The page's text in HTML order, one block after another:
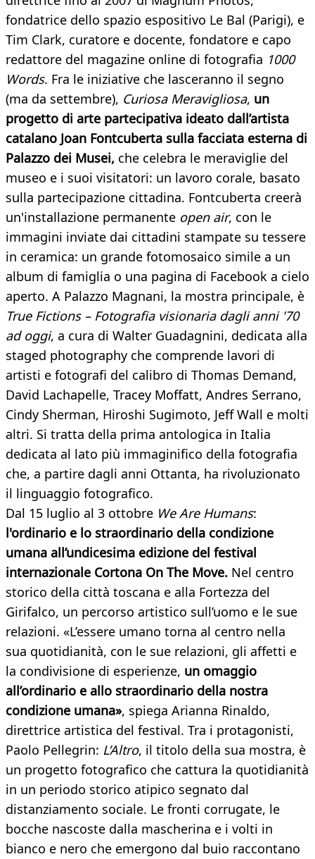
fondatrice dello spazio espositivo Le Bal (Parigi), e
Tim Clark, curatore e docente, fondatore e capo
redattore del magazine online di fotografia 1000
Words. Fra le iniziative che lasceranno il segno
(ma da settembre), Curiosa Meravigliosa, un
progetto di arte partecipativa ideato dall’artista
catalano Joan Fontcuberta sulla facciata esterna di
Palazzo dei Musei, che celebra le meraviglie del
museo e i suoi visitatori: un lavoro corale, basato
sulla partecipazione cittadina. Fontcuberta creerà
un'installazione permanente open air, con le
immagini inviate dai cittadini stampate su tessere
in ceramica: un grande fotomosaico simile a un
album di famiglia o una pagina di Facebook a cielo
aperto. A Palazzo Magnani, la mostra principale, è
True Fictions – Fotografia visionaria dagli anni '70
ad oggi, a cura di Walter Guadagnini, dedicata alla
staged photography che comprende lavori di
artisti e fotografi del calibro di Thomas Demand,
David Lachapelle, Tracey Moffatt, Andres Serrano,
Cindy Sherman, Hiroshi Sugimoto, Jeff Wall e molti
altri. Si tratta della prima antologica in Italia
dedicata al lato più immaginifico della fotografia
che, a partire dagli anni Ottanta, ha rivoluzionato
il linguaggio fotografico.
Dal 15 luglio al 3 ottobre We Are Humans:
l'ordinario e lo straordinario della condizione
umana all’undicesima edizione del festival
internazionale Cortona On The Move. Nel centro
storico della città toscana e alla Fortezza del
Girifalco, un percorso artistico sull’uomo e le sue
relazioni. «L’essere umano torna al centro nella
sua quotidianità, con le sue relazioni, gli affetti e
la condivisione di esperienze, un omaggio
all’ordinario e allo straordinario della nostra
condizione umana», spiega Arianna Rinaldo,
direttrice artistica del festival. Tra i protagonisti,
Paolo Pellegrin: L’Altro, il titolo della sua mostra, è
un progetto fotografico che cattura la quotidianità
in un periodo storico atipico segnato dal
distanziamento sociale. Le fronti corrugate, le
bocche nascoste dalla mascherina e i volti in
bianco e nero che emergono dal buio raccontano